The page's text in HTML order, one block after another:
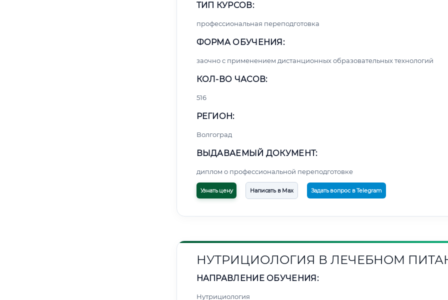
ТИП КУРСОВ:
профессиональная переподготовка
ФОРМА ОБУЧЕНИЯ:
заочно с применением дистанционных образовательных технологий
КОЛ-ВО ЧАСОВ:
516
РЕГИОН:
Волгоград
ВЫДАВАЕМЫЙ ДОКУМЕНТ:
диплом о профессиональной переподготовке
Узнать цену Написать в Max Задать вопрос в Telegram
НУТРИЦИОЛОГИЯ В ЛЕЧЕБНОМ
НАПРАВЛЕНИЕ ОБУЧЕНИЯ:
Нутрициология